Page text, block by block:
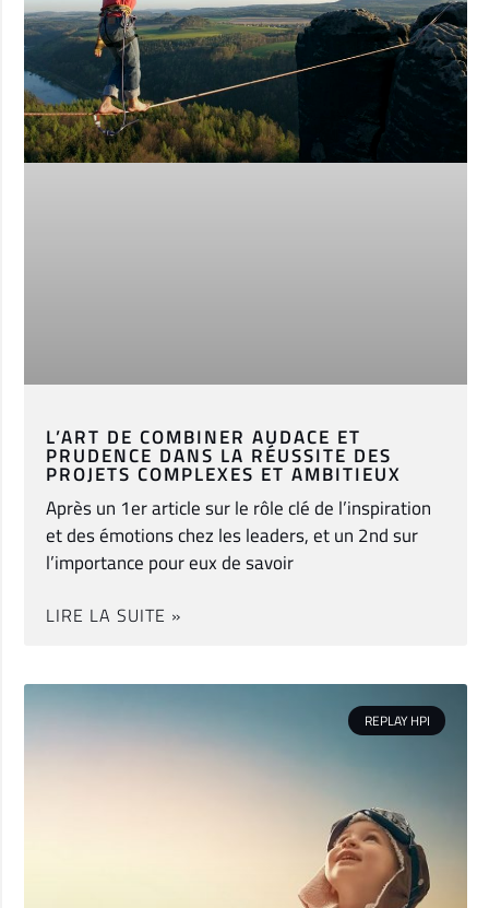
L’ART DE COMBINER AUDACE ET
PRUDENCE DANS LA RÉUSSITE DES
PROJETS COMPLEXES ET AMBITIEUX
Après un 1er article sur le rôle clé de l’inspiration
et des émotions chez les leaders, et un 2nd sur
l’importance pour eux de savoir
LIRE LA SUITE »
REPLAY HPI